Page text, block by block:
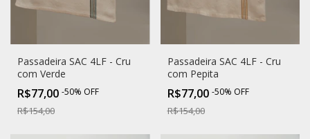
Passadeira SAC 4LF - Cru
com Verde
R$77,00 -50% OFF
R$154,00
Passadeira SAC 4LF - Cru
com Pepita
R$77,00 -50% OFF
R$154,00